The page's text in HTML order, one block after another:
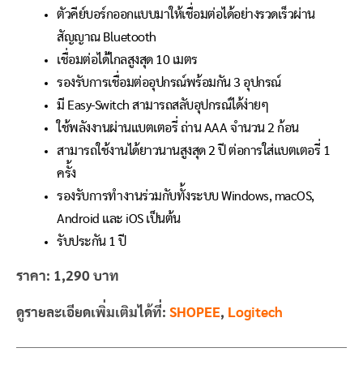
ตัวคีย์บอร์กออกแบบมาให้เชื่อมต่อได้อย่างรวดเร็วผ่าน
สัญญาณ Bluetooth
เชื่อมต่อได้ไกลสูงสุด 10 เมตร
รองรับการเชื่อมต่ออุปกรณ์พร้อมกัน 3 อุปกรณ์
มี Easy-Switch สามารถสลับอุปกรณ์ได้ง่ายๆ
ใช้พลังงานผ่านแบตเตอรี่ ถ่าน AAA จำนวน 2 ก้อน
สามารถใช้งานได้ยาวนานสูงสุด 2 ปี ต่อการใส่แบตเตอรี่ 1
ครั้ง
รองรับการทำงานร่วมกับทั้งระบบ Windows, macOS,
Android และ iOS เป็นต้น
รับประกัน 1 ปี
ราคา: 1,290 บาท
ดูรายละเอียดเพิ่มเติมได้ที่: SHOPEE, Logitech